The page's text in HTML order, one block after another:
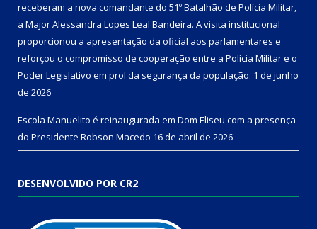
receberam a nova comandante do 51º Batalhão de Polícia Militar,
a Major Alessandra Lopes Leal Bandeira. A visita institucional
proporcionou a apresentação da oficial aos parlamentares e
reforçou o compromisso de cooperação entre a Polícia Militar e o
Poder Legislativo em prol da segurança da população. 1 de junho
de 2026
Escola Manuelito é reinaugurada em Dom Eliseu com a presença
do Presidente Robson Macedo 16 de abril de 2026
DESENVOLVIDO POR CR2